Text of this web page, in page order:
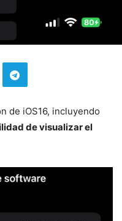
de iOS16, incluyendo
de visualizar el